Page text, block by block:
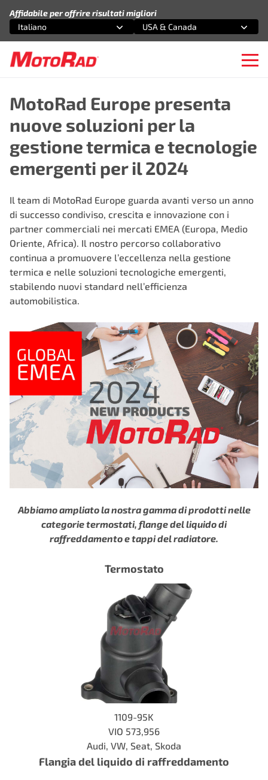
Affidabile per offrire risultati migliori
Seleziona un'opzione
Italiano
Seleziona un'opzione
USA & Canada
MotoRad Europe presenta
nuove soluzioni per la
gestione termica e tecnologie
emergenti per il 2024
Il team di MotoRad Europe guarda avanti verso un anno
di successo condiviso, crescita e innovazione con i
partner commerciali nei mercati EMEA (Europa, Medio
Oriente, Africa). Il nostro percorso collaborativo
continua a promuovere l’eccellenza nella gestione
termica e nelle soluzioni tecnologiche emergenti,
stabilendo nuovi standard nell’efficienza
automobilistica.
Abbiamo ampliato la nostra gamma di prodotti nelle
categorie termostati, flange del liquido di
raffreddamentoe tappi del radiatore.
Termostato
1109-95K
VIO 573,956
Audi, VW, Seat, Skoda
Flangia del liquido di raffreddamento